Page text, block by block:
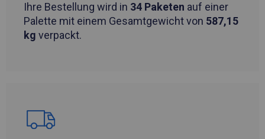
Ihre Bestellung wird in 34 Paketen auf einer
Palette mit einem Gesamtgewicht von 587,15
kg verpackt.